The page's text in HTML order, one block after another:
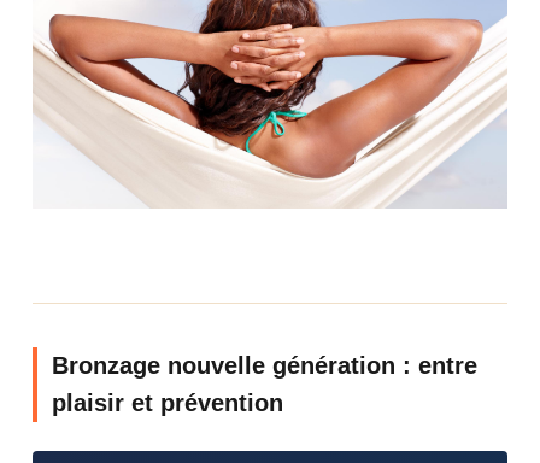
Bronzage nouvelle génération : entre
plaisir et prévention